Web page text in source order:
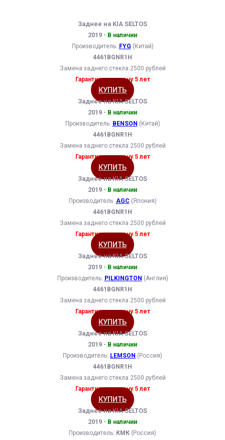
Заднее на KIA SELTOS
2019 - В наличии
Производитель: FYG (Китай)
4461BGNR1H
Замена заднего стекла 2500 рублей
Гарантия на замену 5 лет
КУПИТЬ
Заднее на KIA SELTOS
2019 - В наличии
Производитель: BENSON (Китай)
4461BGNR1H
Замена заднего стекла 2500 рублей
Гарантия на замену 5 лет
КУПИТЬ
Заднее на KIA SELTOS
2019 - В наличии
Производитель: AGC (Япония)
4461BGNR1H
Замена заднего стекла 2500 рублей
Гарантия на замену 5 лет
КУПИТЬ
Заднее на KIA SELTOS
2019 - В наличии
Производитель: PILKINGTON (Англия)
4461BGNR1H
Замена заднего стекла 2500 рублей
Гарантия на замену 5 лет
КУПИТЬ
Заднее на KIA SELTOS
2019 - В наличии
Производитель: LEMSON (Россия)
4461BGNR1H
Замена заднего стекла 2500 рублей
Гарантия на замену 5 лет
КУПИТЬ
Заднее на KIA SELTOS
2019 - В наличии
Производитель: КМК (Россия)